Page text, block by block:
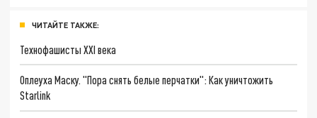
ЧИТАЙТЕ ТАКЖЕ:
Технофашисты XXI века
Оплеуха Маску. "Пора снять белые перчатки": Как уничтожить
Starlink